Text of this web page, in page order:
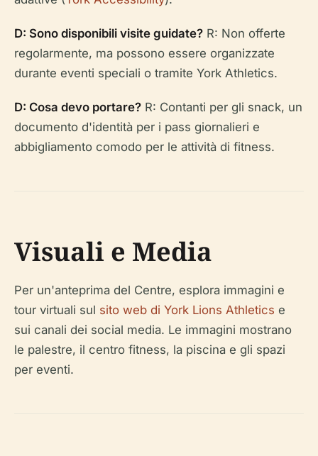
D: Sono disponibili visite guidate? R: Non offerte
regolarmente, ma possono essere organizzate
durante eventi speciali o tramite York Athletics.
D: Cosa devo portare? R: Contanti per gli snack, un
documento d'identità per i pass giornalieri e
abbigliamento comodo per le attività di fitness.
Visuali e Media
Per un'anteprima del Centre, esplora immagini e
tour virtuali sul sito web di York Lions Athletics e
sui canali dei social media. Le immagini mostrano
le palestre, il centro fitness, la piscina e gli spazi
per eventi.